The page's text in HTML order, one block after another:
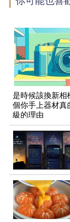
是時候該換新相
個你手上器材真
級的理由